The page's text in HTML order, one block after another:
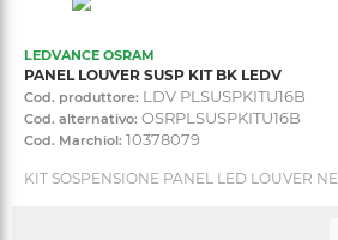
LEDVANCE OSRAM
PANEL LOUVER SUSP KIT BK LEDV
Cod. produttore: LDV PLSUSPKITU16B
Cod. alternativo: OSRPLSUSPKITU16B
Cod. Marchiol: 10378079
KIT SOSPENSIONE PANEL LED LOUVER NE